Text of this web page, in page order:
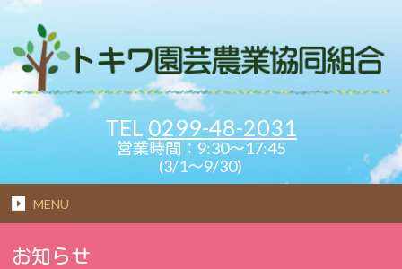
TEL 0299-48-2031
営業時間：9:30～17:45
(3/1～9/30)
MENU
お知らせ